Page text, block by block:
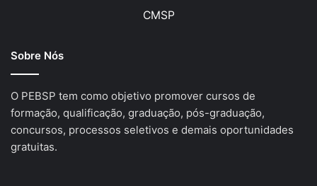
CMSP
Sobre Nós
O PEBSP tem como objetivo promover cursos de
formação, qualificação, graduação, pós-graduação,
concursos, processos seletivos e demais oportunidades
gratuitas.